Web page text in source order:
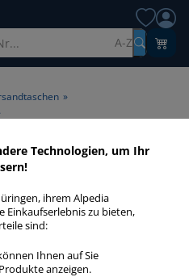
A-Z
»
C4 120 g/m²
>
> Klebung
120 g/m²
Technologien, um Ihr
ihrem Alpedia
Einkaufserlebnis zu bieten,
sind:
Ihnen auf Sie
anzeigen.